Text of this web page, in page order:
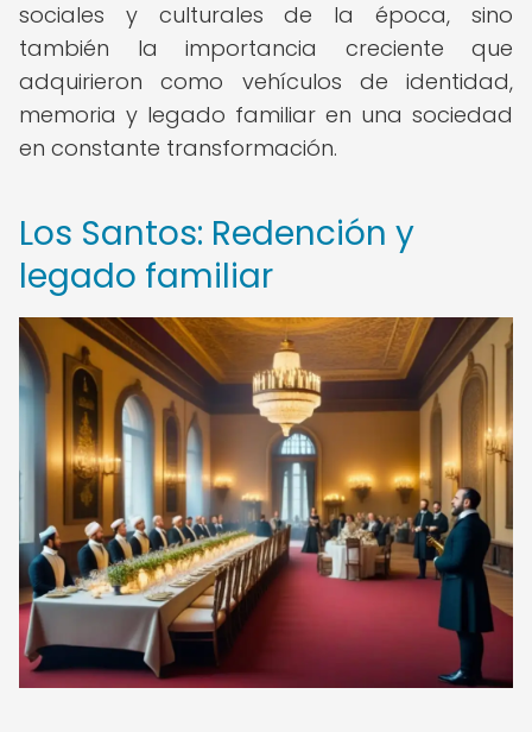
sociales y culturales de la época, sino
también la importancia creciente que
adquirieron como vehículos de identidad,
memoria y legado familiar en una sociedad
en constante transformación.
Los Santos: Redención y
legado familiar